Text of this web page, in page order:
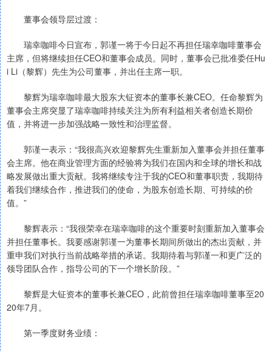
董事会领导层过渡：
瑞幸咖啡今日宣布，郭谨一将于今日起不再担任瑞幸咖啡董事会
主席，但将继续担任CEO和董事会成员。同时，董事会已批准委任Hu
i Li（黎辉）先生为公司董事，并出任主席一职。
黎辉为瑞幸咖啡最大股东大钲资本的董事长兼CEO。任命黎辉为
董事会主席突显了瑞幸咖啡持续关注为所有利益相关者创造长期价
值，并将进一步加强战略一致性和治理监督。
郭谨一表示：“我很高兴欢迎黎辉先生重新加入董事会并担任董事
会主席。他在商业管理方面的经验将为我们在国内和全球的增长和战
略发展做出重大贡献。我将继续专注于我的CEO和董事职责，我期待
着我们继续合作，推进我们的使命，为股东创造长期、可持续的价
值。”
黎辉表示：“我很荣幸在瑞幸咖啡的这个重要时刻重新加入董事会
并担任董事长。我要感谢郭谨一为董事长期间所做出的杰出贡献，并
重申我们对执行当前战略举措的承诺。我期待着与郭谨一和更广泛的
领导团队合作，指导公司的下一个增长阶段。”
黎辉是大钲资本的董事长兼CEO，此前曾担任瑞幸咖啡董事至20
20年7月。
第一季度财务业绩：